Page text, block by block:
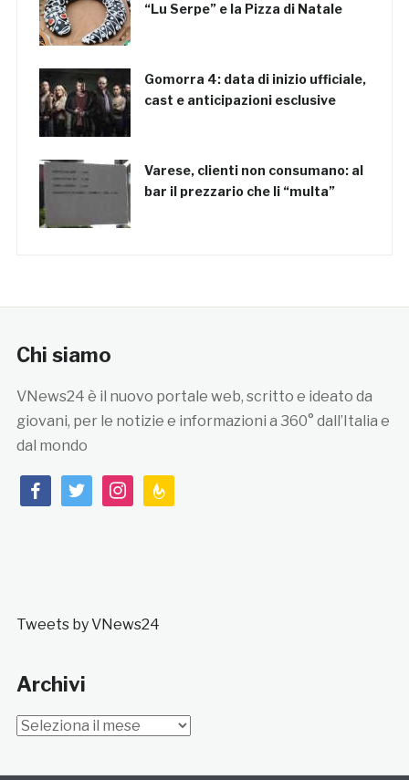
“Lu Serpe” e la Pizza di Natale
Gomorra 4: data di inizio ufficiale,
cast e anticipazioni esclusive
Varese, clienti non consumano: al
bar il prezzario che li “multa”
Chi siamo
VNews24 è il nuovo portale web, scritto e ideato da
giovani, per le notizie e informazioni a 360° dall’Italia e
dal mondo
facebooktwitterinstagramfeedburner
Tweets by VNews24
Archivi
Archivi